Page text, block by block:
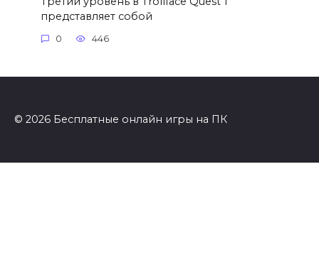
представляет собой
0 446
© 2026 Бесплатные онлайн игры на ПК